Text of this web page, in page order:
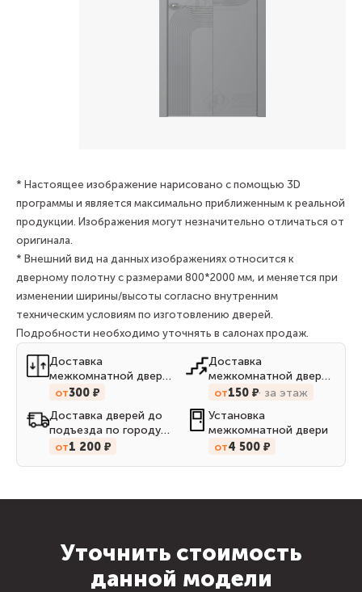
* Настоящее изображение нарисовано с помощью 3D
программы и является максимально приближенным к реальной
продукции. Изображения могут незначительно отличаться от
оригинала.
* Внешний вид на данных изображениях относится к
дверному полотну с размерами 800*2000 мм, и меняется при
изменении ширины/высоты согласно внутренним
техническим условиям по изготовлению дверей.
Подробности необходимо уточнять в салонах продаж.
Доставка
межкомнатной двери
до квартиры на лифте
от300 ₽
Доставка
межкомнатной двери
до квартиры по
от150 ₽ за этаж
Доставка дверей до
подъезда по городу
Кирову
от1 200 ₽
Установка
межкомнатной двери
от4 500 ₽
Уточнить стоимость
данной модели